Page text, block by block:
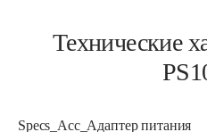
Технические
Specs_Acc_Адаптер питания